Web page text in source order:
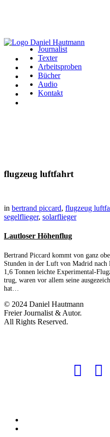
Journalist
Texter
Arbeitsproben
Bücher
Audio
Kontakt
flugzeug luftfahrt
in bertrand piccard, flugzeug
segelflieger, solarflieger
Lautloser Höhenflug
Bertrand Piccard kommt von ganz
Stunden in der Luft von Madrid nach
1,6 Tonnen leichte Experimental-
trug, waren vor allem seine
hat…
© 2024 Daniel Hautmann
Freier Journalist & Autor.
All Rights Reserved.